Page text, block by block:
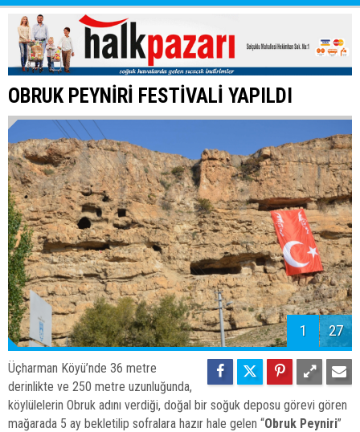
OBRUK PEYNİRİ FESTİVALİ YAPILDI
1 27
Üçharman Köyü’nde 36 metre
derinlikte ve 250 metre uzunluğunda,
köylülelerin Obruk adını verdiği, doğal bir soğuk deposu görevi gören
mağarada 5 ay bekletilip sofralara hazır hale gelen “Obruk Peyniri”